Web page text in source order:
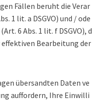
Fällen beruht die Verar
1 lit. a DSGVO) und / ode
6 Abs. 1 lit. f DSGVO), d
Bearbeitung der
übersandten Daten ve
auffordern, Ihre Einwilli